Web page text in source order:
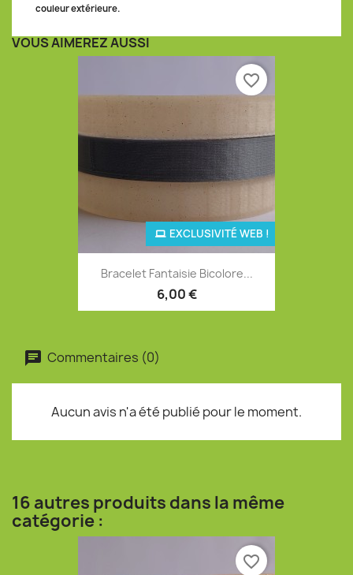
couleur extérieure.
VOUS AIMEREZ AUSSI
Bracelet Fantaisie Bicolore...
6,00 €
EXCLUSIVITÉ WEB !
favorite_border
Commentaires (0)
Aucun avis n'a été publié pour le moment.
16 autres produits dans la même
catégorie :
favorite_border